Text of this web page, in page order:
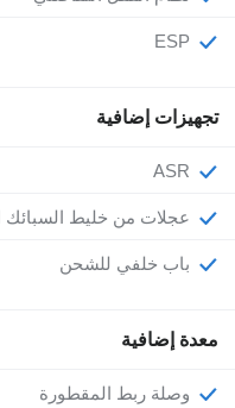
ESP
تجهيزات إضافية
ASR
عجلات من خليط السبائك
باب خلفي للشحن
معدة إضافية
وصلة ربط المقطورة